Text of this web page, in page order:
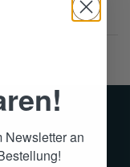
Newsletter an